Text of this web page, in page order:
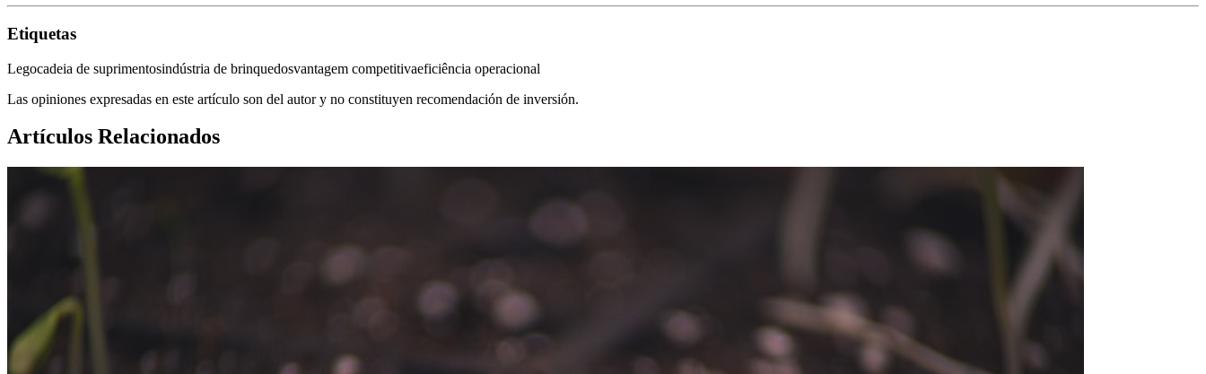
Etiquetas
Legocadeia de suprimentosindústria de brinquedosvantagem competitivaeficiência operacional
Las opiniones expresadas en este artículo son del autor y no constituyen recomendación de inversión.
Artículos Relacionados